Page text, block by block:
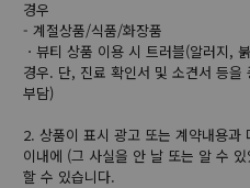
경우
- 계절상품/식품/화장품
ㆍ뷰티 상품 이용 시 트러블(알러지,
경우. 단, 진료 확인서 및 소견서 등을
부담)
2. 상품이 표시 광고 또는 계약내용과
이내에 (그 사실을 안 날 또는 알 수
할 수 있습니다.